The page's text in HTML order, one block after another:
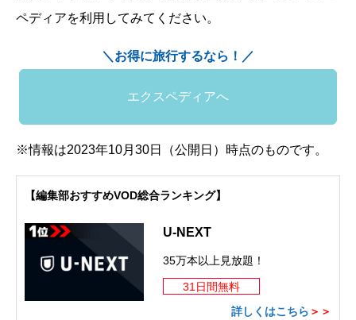
ペディアを利用してみてください。
＼お得に旅行するなら！／
エクスペディアへ
※情報は2023年10月30日（公開日）時点のものです。
【編集部おすすめVOD総合ランキング】
U-NEXT
35万本以上見放題！
31日間無料
詳しくはこちら ＞＞